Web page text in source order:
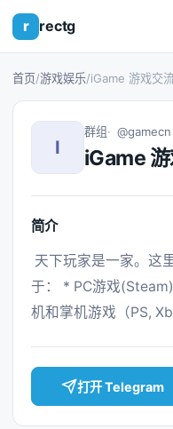
r rectg
首页/游戏娱乐/iGame 游戏交
I
群组 @gamecn
iGame
简介
于： * PC游戏
打开 Telegram